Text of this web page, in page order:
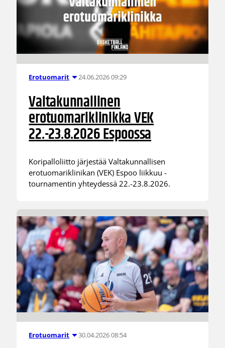
Erotuomarit 24.06.2026 09:29
Valtakunnallinen
erotuomariklinikka VEK
22.-23.8.2026 Espoossa
Koripalloliitto järjestää Valtakunnallisen
erotuomariklinikan (VEK) Espoo liikkuu -
tournamentin yhteydessä 22.-23.8.2026.
Erotuomarit 30.04.2026 08:54